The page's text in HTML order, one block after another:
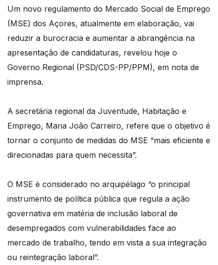
Um novo regulamento do Mercado Social de Emprego
(MSE) dos Açores, atualmente em elaboração, vai
reduzir a burocracia e aumentar a abrangência na
apresentação de candidaturas, revelou hoje o
Governo Regional (PSD/CDS-PP/PPM), em nota de
imprensa.
A secretária regional da Juventude, Habitação e
Emprego, Maria João Carreiro, refere que o objetivo é
tornar o conjunto de medidas do MSE “mais eficiente e
direcionadas para quem necessita”.
O MSE é considerado no arquipélago “o principal
instrumento de política pública que regula a ação
governativa em matéria de inclusão laboral de
desempregados com vulnerabilidades face ao
mercado de trabalho, tendo em vista a sua integração
ou reintegração laboral”.